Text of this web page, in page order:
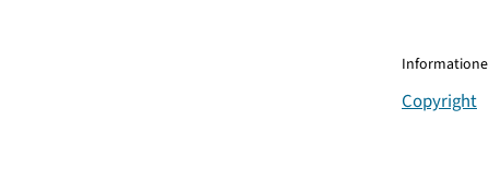
Copyright